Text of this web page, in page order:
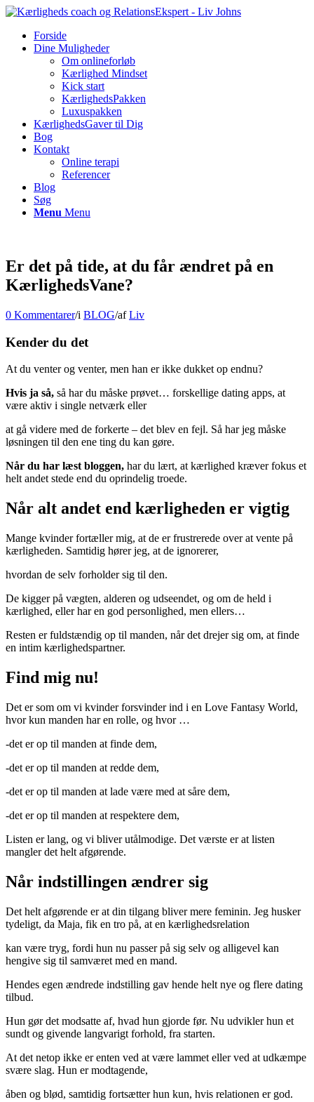
Forside
Dine Muligheder
Om onlineforløb
Kærlighed Mindset
Kick start
KærlighedsPakken
Luxuspakken
KærlighedsGaver til Dig
Bog
Kontakt
Online terapi
Referencer
Blog
Søg
Menu Menu
Er det på tide, at du får ændret på en
KærlighedsVane?
0 Kommentarer/i BLOG/afLiv
Kender du det
At du venter og venter, men han er ikke dukket op endnu?
Hvis ja så, så har du måske prøvet… forskellige dating apps, at
være aktiv i single netværk eller
at gå videre med de forkerte – det blev en fejl. Så har jeg måske
løsningen til den ene ting du kan gøre.
Når du har læst bloggen, har du lært, at kærlighed kræver fokus et
helt andet stede end du oprindelig troede.
Når alt andet end kærligheden er vigtig
Mange kvinder fortæller mig, at de er frustrerede over at vente på
kærligheden. Samtidig hører jeg, at de ignorerer,
hvordan de selv forholder sig til den.
De kigger på vægten, alderen og udseendet, og om de held i
kærlighed, eller har en god personlighed, men ellers…
Resten er fuldstændig op til manden, når det drejer sig om, at finde
en intim kærlighedspartner.
Find mig nu!
Det er som om vi kvinder forsvinder ind i en Love Fantasy World,
hvor kun manden har en rolle, og hvor …
-det er op til manden at finde dem,
-det er op til manden at redde dem,
-det er op til manden at lade være med at såre dem,
-det er op til manden at respektere dem,
Listen er lang, og vi bliver utålmodige. Det værste er at listen
mangler det helt afgørende.
Når indstillingen ændrer sig
Det helt afgørende er at din tilgang bliver mere feminin. Jeg husker
tydeligt, da Maja, fik en tro på, at en kærlighedsrelation
kan være tryg, fordi hun nu passer på sig selv og alligevel kan
hengive sig til samværet med en mand.
Hendes egen ændrede indstilling gav hende helt nye og flere dating
tilbud.
Hun gør det modsatte af, hvad hun gjorde før. Nu udvikler hun et
sundt og givende langvarigt forhold, fra starten.
At det netop ikke er enten ved at være lammet eller ved at udkæmpe
svære slag. Hun er modtagende,
åben og blød, samtidig fortsætter hun kun, hvis relationen er god.